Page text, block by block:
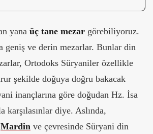
yana üç tane mezar görebiliyoruz.
geniş ve derin mezarlar. Bunlar din
Ortodoks Süryaniler özellikle
şekilde doğuya doğru bakacak
inançlarına göre doğudan Hz. İsa
karşılasınlar diye. Aslında,
Mardin ve çevresinde Süryani din